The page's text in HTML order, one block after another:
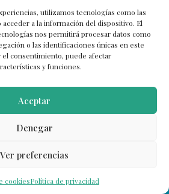
utilizamos tecnologías como las
a la información del dispositivo. El
nos permitirá procesar datos como
o las identificaciones únicas en este
consentimiento, puede afectar
y funciones.
Aceptar
Denegar
Ver preferencias
cookiesPolítica de privacidad
en la carta de la mayoría de
Olvida la idea -muy…